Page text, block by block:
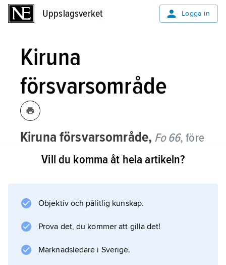
Uppslagsverket Logga in
Kiruna
försvarsområde
Kiruna försvarsområde, Fo 66,före
detta försvarsområde i norra Norrland,
anknutet till Lapplands jägarregemente,
1998 uppgick Fo 66 i Fo 63, Norrbottens
försvarsorganisationen 2000 avvecklades
dock samtliga försvarsområden.
Vill du komma åt hela artikeln?
Objektiv och pålitlig kunskap.
Prova det, du kommer att gilla det!
Marknadsledare i Sverige.